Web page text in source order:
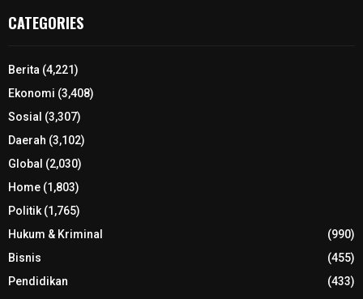
CATEGORIES
Berita (4,221)
Ekonomi (3,408)
Sosial (3,307)
Daerah (3,102)
Global (2,030)
Home (1,803)
Politik(1,765)
Hukum & Kriminal
(990)
Bisnis
(455)
Pendidikan
(433)